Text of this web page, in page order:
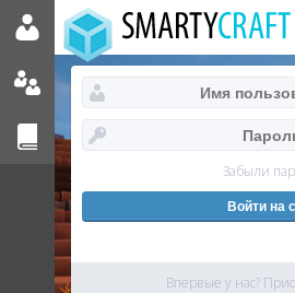
Забыли
Впервые у нас?